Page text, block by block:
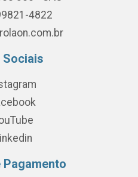
4822
Sociais
Pagamento